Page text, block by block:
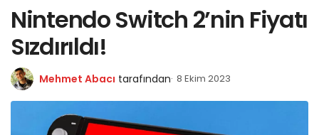
Nintendo Switch 2’nin Fiyatı
Sızdırıldı!
Mehmet Abacı tarafından 8 Ekim 2023